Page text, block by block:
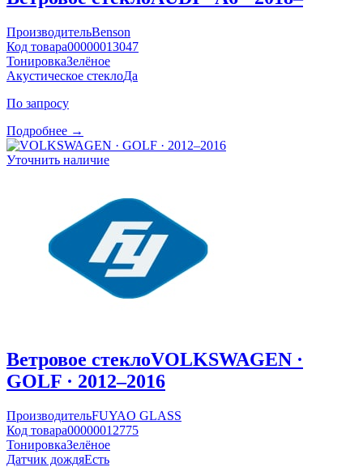
ПроизводительBenson
Код товара00000013047
ТонировкаЗелёное
Акустическое стеклоДа
По запросу
Подробнее →
Уточнить наличие
Ветровое стеклоVOLKSWAGEN ·
GOLF · 2012–2016
ПроизводительFUYAO GLASS
Код товара00000012775
ТонировкаЗелёное
Датчик дождяЕсть